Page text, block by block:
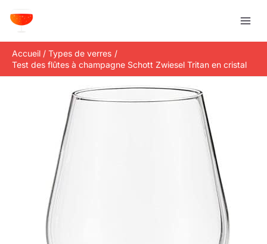
Accueil
Types de verres
Test des flûtes à champagne Schott Zwiesel Tritan en cristal
e
c
h
e